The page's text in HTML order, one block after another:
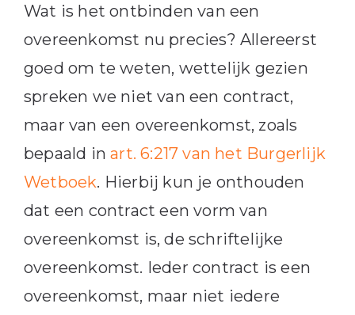
Wat is het ontbinden van een
overeenkomst nu precies? Allereerst
goed om te weten, wettelijk gezien
spreken we niet van een contract,
maar van een overeenkomst, zoals
bepaald inart. 6:217 van het Burgerlijk
Wetboek. Hierbij kun je onthouden
dat een contract een vorm van
overeenkomst is, de schriftelijke
overeenkomst. Ieder contract is een
overeenkomst, maar niet iedere